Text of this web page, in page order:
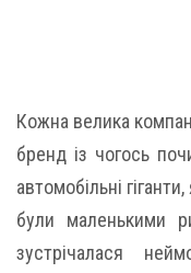
Кожна велика
бренд із чогось
автомобільні
були маленькими
зустрічалася